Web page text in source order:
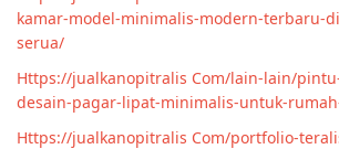
kamar-model-minimalis-modern-terbaru-
serua/
Https://jualkanopitralis Com/lain-lain/
desain-pagar-lipat-minimalis-untuk-
Https://jualkanopitralis Com/portfolio-